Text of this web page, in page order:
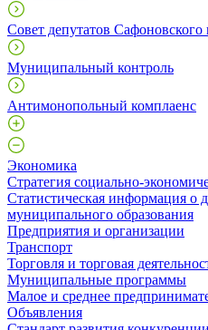
Совет депутатов Сафоновского
Муниципальный контроль
Антимонопольный комплаенс
Экономика
Стратегия социально-
Статистическая информация о
муниципального образования
Предприятия и организации
Транспорт
Торговля и торговая
Муниципальные программы
Малое и среднее
Объявления